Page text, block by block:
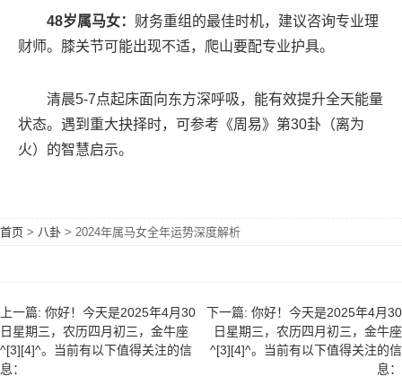
48岁属马女： 财务重组的最佳时机，建议咨询专业理
财师。膝关节可能出现不适，爬山要配专业护具。
清晨5-7点起床面向东方深呼吸，能有效提升全天能量
状态。遇到重大抉择时，可参考《周易》第30卦（离为
火）的智慧启示。
首页 > 八卦 > 2024年属马女全年运势深度解析
上一篇: 你好！今天是2025年4月30
日星期三，农历四月初三，金牛座
^[3][4]^。当前有以下值得关注的信
息：
下一篇: 你好！今天是2025年4月30
日星期三，农历四月初三，金牛座
^[3][4]^。当前有以下值得关注的信
息：